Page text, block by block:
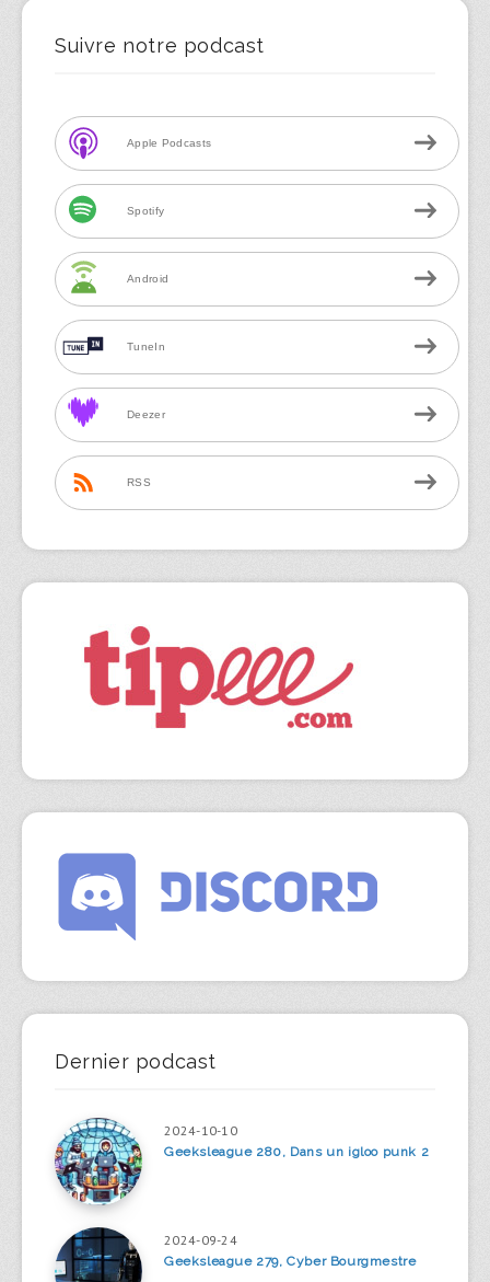
Suivre notre podcast
Apple Podcasts
Spotify
Android
TuneIn
Deezer
RSS
Dernier podcast
2024-10-10
Geeksleague 280, Dans un igloo punk 2
2024-09-24
Geeksleague 279, Cyber Bourgmestre